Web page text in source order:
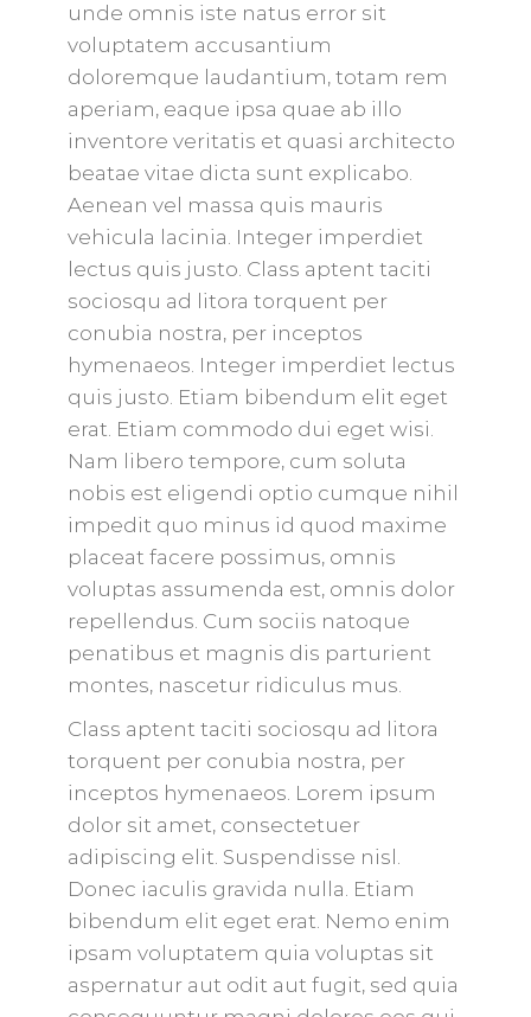
unde omnis iste natus error sit
voluptatem accusantium
doloremque laudantium, totam rem
aperiam, eaque ipsa quae ab illo
inventore veritatis et quasi architecto
beatae vitae dicta sunt explicabo.
Aenean vel massa quis mauris
vehicula lacinia. Integer imperdiet
lectus quis justo. Class aptent taciti
sociosqu ad litora torquent per
conubia nostra, per inceptos
hymenaeos. Integer imperdiet lectus
quis justo. Etiam bibendum elit eget
erat. Etiam commodo dui eget wisi.
Nam libero tempore, cum soluta
nobis est eligendi optio cumque nihil
impedit quo minus id quod maxime
placeat facere possimus, omnis
voluptas assumenda est, omnis dolor
repellendus. Cum sociis natoque
penatibus et magnis dis parturient
montes, nascetur ridiculus mus.
Class aptent taciti sociosqu ad litora
torquent per conubia nostra, per
inceptos hymenaeos. Lorem ipsum
dolor sit amet, consectetuer
adipiscing elit. Suspendisse nisl.
Donec iaculis gravida nulla. Etiam
bibendum elit eget erat. Nemo enim
ipsam voluptatem quia voluptas sit
aspernatur aut odit aut fugit, sed quia